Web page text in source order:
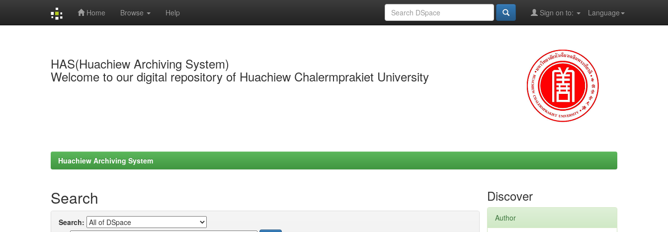
Home Browse Help Language
Sign on to:
HAS(Huachiew Archiving System)
Welcome to our digital repository of Huachiew Chalermprakiet University
Huachiew Archiving System
Search
Search:
Discover
Author